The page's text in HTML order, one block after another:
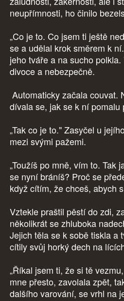
neupřímnosti, ho činilo
„Co je to. Co jsem ti ještě
se a udělal krok směrem k
jeho tváře a na sucho
divoce a nebezpečně.
Automaticky začala couvat.
dívala se, jak se k ní pomalu
„Tak co je to." Zasyčel u
mezi svými pažemi.
„Toužíš po mně, vím to. Tak
se nyní bráníš? Proč se
když cítím, že chceš, abych
Vztekle praštil pěstí do zdi,
několikrát se zhluboka
Jejich těla se k sobě tiskla a
cítily svůj horký dech na
„Říkal jsem ti, že si tě
mne přesto, zavolala zpět,
dalšího varování, se vrhl na